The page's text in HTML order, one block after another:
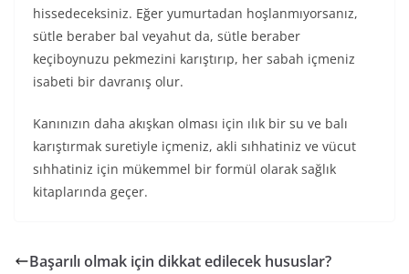
hissedeceksiniz. Eğer yumurtadan hoşlanmıyorsanız,
sütle beraber bal veyahut da, sütle beraber
keçiboynuzu pekmezini karıştırıp, her sabah içmeniz
isabeti bir davranış olur.
Kanınızın daha akışkan olması için ılık bir su ve balı
karıştırmak suretiyle içmeniz, akli sıhhatiniz ve vücut
sıhhatiniz için mükemmel bir formül olarak sağlık
kitaplarında geçer.
Başarılı olmak için dikkat edilecek hususlar?